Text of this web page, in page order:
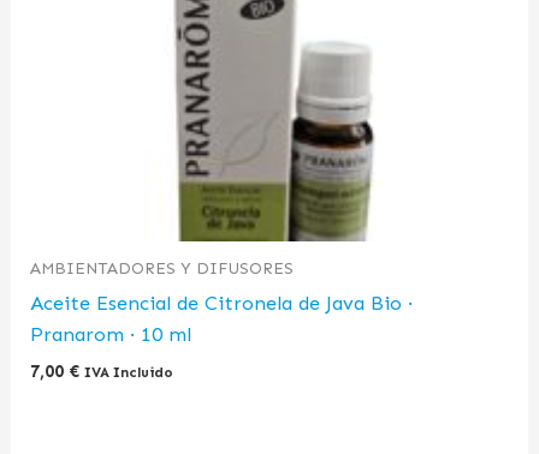
AMBIENTADORES Y DIFUSORES
Aceite Esencial de Citronela de Java Bio ·
Pranarom · 10 ml
7,00 € IVA Incluido